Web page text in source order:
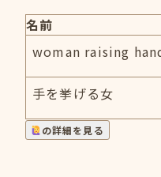
名前
woman raising
手を挙げる女
の詳細を見る